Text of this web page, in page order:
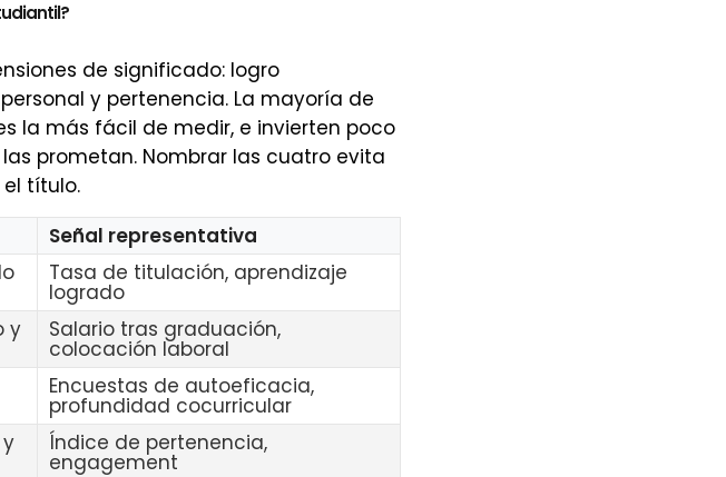
de significado: logro
y pertenencia. La mayoría de
la más fácil de medir, e invierten poco
prometan. Nombrar las cuatro evita
título.
Señal representativa
Tasa de titulación, aprendizaje
logrado
y Salario tras graduación,
colocación laboral
Encuestas de autoeficacia,
profundidad cocurricular
Índice de pertenencia,
engagement